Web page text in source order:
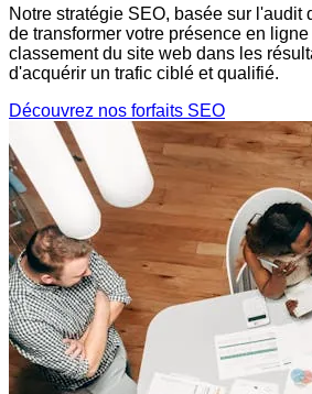
Notre stratégie SEO, basée sur l'audit
de transformer votre présence en
classement du site web dans les
d'acquérir un trafic ciblé et qualifié.
Découvrez nos forfaits SEO